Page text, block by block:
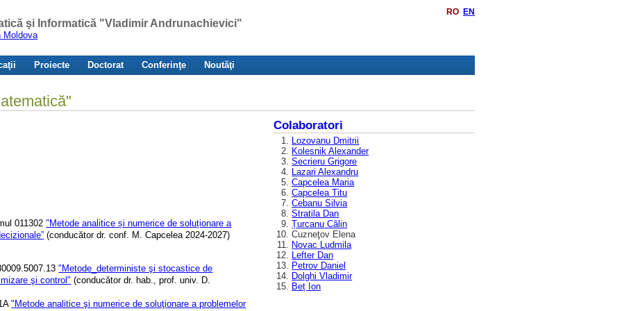
şi Informatică "Vladimir Andrunachievici"
Moldova
RO EN
Proiecte Doctorat Conferinţe Noutăţi
011302"Metode analitice și numerice de soluționare a
(conducător dr. conf. M. Capcelea 2024-2027)
"Metode_deterministe şi stocastice de
şi control" (conducător dr. hab., prof. univ. D.
"Metode analitice şi numerice de soluţionare a problemelor
Colaboratori
Lozovanu Dmitrii
Kolesnik Alexander
Secrieru Grigore
Lazari Alexandru
Capcelea Maria
Capcelea Titu
Cebanu Silvia
Stratila Dan
Țurcanu Călin
Cuzneţov Elena
Novac Ludmila
Lefter Dan
Petrov Daniel
Dolghi Vladimir
Beț Ion